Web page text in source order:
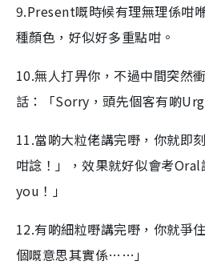
9.Present嘅時候有理無理係咁
種顏色，好似好多重點咁。
10.無人打畀你，不過中間突然
話：「Sorry，頭先個客有啲
11.當啲大粒佬講完嘢，你就即
咁諗！」，效果就好似會考
you！」
12.有啲細粒嘢講完嘢，你就爭
個嘅意思其實係……」